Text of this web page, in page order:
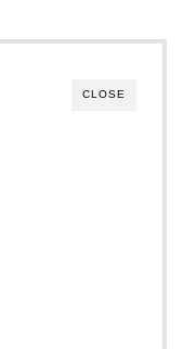
CLOSE